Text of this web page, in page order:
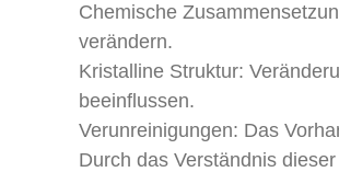
Chemische
verändern.
Kristalline Struktur:
beeinflussen.
Verunreinigungen: Das
Durch das Verständnis